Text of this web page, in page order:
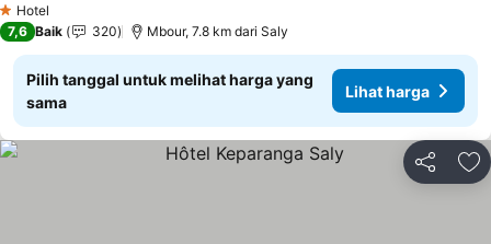
1 Bintang
Hotel
7,6 Baik 320 Mbour, 7.8 km dari Saly
Pilih tanggal untuk melihat harga yang
sama
Lihat harga
Bagikan